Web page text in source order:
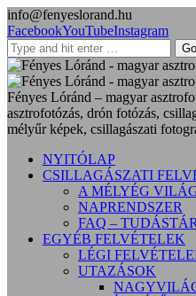
info@fenyeslorand.hu
FacebookYouTubeInstagram
Fényes Lóránd – magyar
asztrofotózás, drón fotózás,
mélyűr képek, csillagászati
NYITÓLAP
CSILLAGÁSZATI
A MÉLYÉG
NAPRENDSZER
FAQ – TUDÁSTÁR
EGYÉB FELVÉTELEK
LÉGI
UTAZÁSOK